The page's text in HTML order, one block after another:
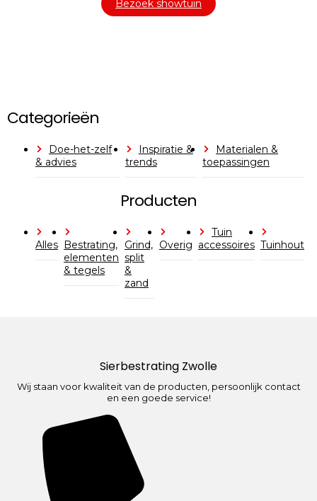
Bezoek showtuin
Categorieën
Doe-het-zelf
& advies
Inspiratie &
trends
Materialen &
toepassingen
Producten
Alles Bestrating,
elementen
& tegels
Grind,
split
&
zand
Overig
Tuin
accessoires Tuinhout
Sierbestrating Zwolle
Wij staan voor kwaliteit van de producten, persoonlijk contact
en een goede service!